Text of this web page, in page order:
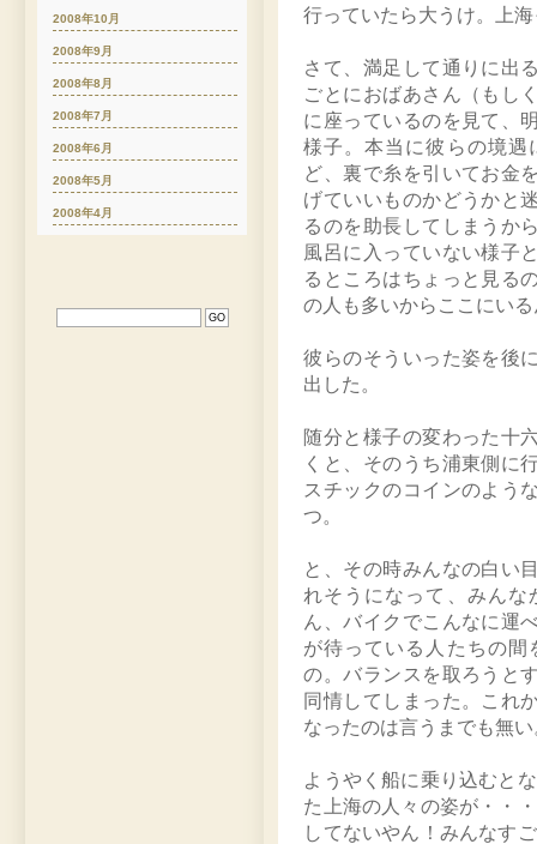
行っていたら大うけ。上
さて、満足して通りに出
ごとにおばあさん（もし
に座っているのを見て、
様子。本当に彼らの境遇
ど、裏で糸を引いてお金
げていいものかどうかと
るのを助長してしまうか
風呂に入っていない様子
るところはちょっと見る
の人も多いからここにい
彼らのそういった姿を後
出した。
随分と様子の変わった十
くと、そのうち浦東側に
スチックのコインのよう
つ。
と、その時みんなの白い
れそうになって、みんな
ん、バイクでこんなに運
が待っている人たちの間
の。バランスを取ろうと
同情してしまった。これ
なったのは言うまでも無
ようやく船に乗り込むと
た上海の人々の姿が・・
してないやん！みんなす
2008年10月
2008年9月
2008年8月
2008年7月
2008年6月
2008年5月
2008年4月